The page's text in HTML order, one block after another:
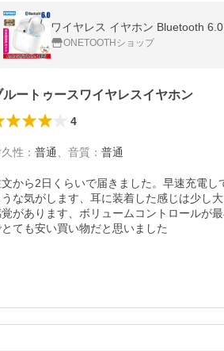
ワイヤレス イヤホン Bluetooth
ONETOOTHショップ
ルートゥースワイヤレスイヤホン
4
性 ： 普通 音質 ： 普通
から2日くらいで届きました。早速充電
うな気がします、耳に装着した感じは少し
覚があります、ボリュームコントロールが
とても安い買い物だと思いました